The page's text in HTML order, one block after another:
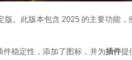
版。此版本包含 2025 的主要功能
件稳定性，添加了图标，并为插件提